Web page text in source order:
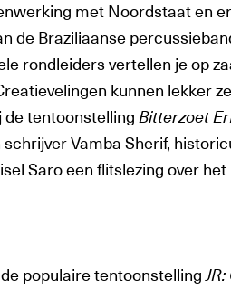
met Noordstaat en
de Braziliaanse
rondleiders vertellen je op
kunnen lekker
de tentoonstelling Bitterzoet
schrijver Vamba Sherif,
Saro een flitslezing over het
populaire tentoonstelling